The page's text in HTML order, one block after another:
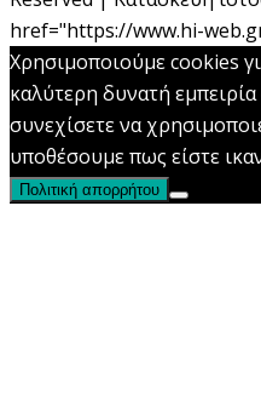
href="https://www.hi-
Χρησιμοποιούμε cookies
καλύτερη δυνατή
συνεχίσετε να
υποθέσουμε πως είστε
Πολιτική απορρήτου